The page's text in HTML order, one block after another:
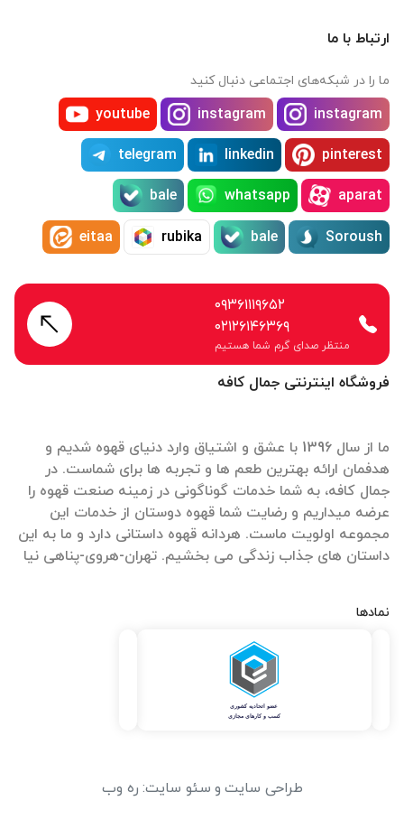
فروشگاه اینترنتی جمال کافه
ما از سال 1396 با عشق و اشتیاق وارد دنیای قهوه شدیم و
هدفمان ارائه بهترین طعم ها و تجربه ها برای شماست. در
جمال کافه، به شما خدمات گوناگونی در زمینه صنعت قهوه را
عرضه میداریم و رضایت شما قهوه دوستان از خدمات این
مجموعه اولویت ماست. هردانه قهوه داستانی دارد و ما به این
داستان های جذاب زندگی می بخشیم. تهران-هروی-پناهی نیا
نمادها
ارتباط با ما
ما را در شبکه‌های اجتماعی دنبال کنید
instagram
instagram
youtube
pinterest
linkedin
telegram
aparat
whatsapp
bale
Soroush
bale
rubika
eitaa
۰۹۳۶۱۱۱۹۶۵۲
۰۲۱۲۶۱۴۶۳۶۹
منتظر صدای گرم شما هستیم
طراحی سایت و سئو سایت: ره وب